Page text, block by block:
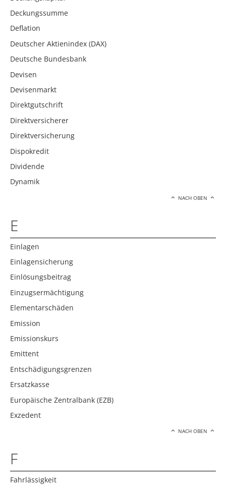
Deckungssumme
Deflation
Deutscher Aktienindex (DAX)
Deutsche Bundesbank
Devisen
Devisenmarkt
Direktgutschrift
Direktversicherer
Direktversicherung
Dispokredit
Dividende
Dynamik
NACH OBEN
E
Einlagen
Einlagensicherung
Einlösungsbeitrag
Einzugsermächtigung
Elementarschäden
Emission
Emissionskurs
Emittent
Entschädigungsgrenzen
Ersatzkasse
Europäische Zentralbank (EZB)
Exzedent
NACH OBEN
F
Fahrlässigkeit